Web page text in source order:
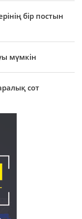
бір постын
мүмкін
сот